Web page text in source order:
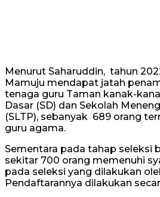
Menurut Saharuddin, tahun
Mamuju mendapat jatah
tenaga guru Taman kanak-
Dasar (SD) dan Sekolah
(SLTP), sebanyak 689 orang
guru agama.
Sementara pada tahap seleksi
sekitar 700 orang memenuhi
pada seleksi yang dilakukan
Pendaftarannya dilakukan